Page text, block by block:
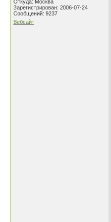
Откуда: Москва
Зарегистрирован: 2006-07-24
Сообщений: 9237
Вебсайт